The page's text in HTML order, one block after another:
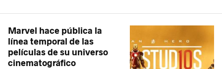
Marvel hace pública la
línea temporal de las
películas de su universo
cinematográfico